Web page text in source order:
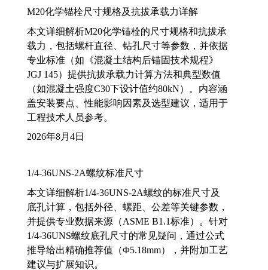
M20化学锚栓尺寸规格及抗拔承载力详解
本文详细解析M20化学锚栓的尺寸规格和抗拔承
载力，包括螺杆直径、钻孔尺寸等参数，并依据
专业标准（如《混凝土结构后锚固技术规程》
JGJ 145）提供抗拔承载力计算方法和典型数值
（如混凝土强度C30下设计值约80kN）。内容涵
盖安装要点、性能影响因素及选型建议，适用于
工程技术人员参考。
2026年8月4日
1/4-36UNS-2A螺纹标准尺寸
本文详细解析1/4-36UNS-2A螺纹的标准尺寸及
底孔计算，包括外径、螺距、公差等关键参数，
并提供专业数据来源（ASME B1.1标准）。针对
1/4-36UNS螺纹底孔尺寸的常见疑问，通过公式
推导给出精确推荐值（Φ5.18mm），并附加工艺
建议与扩展知识。